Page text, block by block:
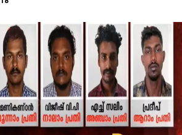
വാര്‍ഡില്‍ യുഡിഎഫ് ജയിച്ചു. 20,
നിലനിര്‍ത്തി.